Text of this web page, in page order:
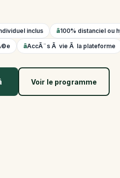
inclus 100% distanciel ou
AccÃ¨s Ã vie Ã la plateforme
Voir le programme